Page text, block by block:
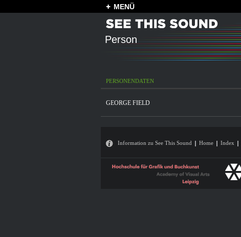
MENÜ
Person
PERSONENDATEN
GEORGE FIELD
Information zu See This Sound Home Index